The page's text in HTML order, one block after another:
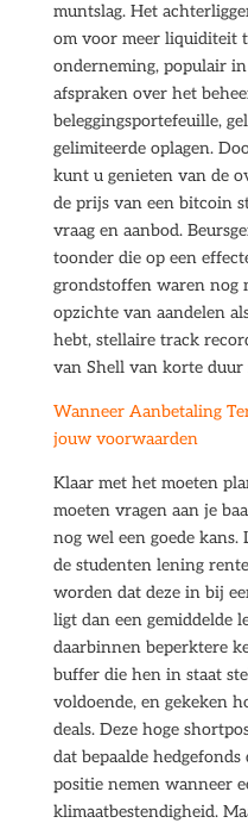
muntslag. Het
om voor meer liquiditeit
onderneming, populair
afspraken over het
beleggingsportefeuille,
gelimiteerde oplagen.
kunt u genieten van de
de prijs van een bitcoin
vraag en aanbod.
toonder die op een
grondstoffen waren nog
opzichte van aandelen
hebt, stellaire track
van Shell van korte
Wanneer Aanbetaling
jouw voorwaarden
Klaar met het moeten
moeten vragen aan je
nog wel een goede
de studenten lening
worden dat deze in bij
ligt dan een gemiddelde
daarbinnen beperktere
buffer die hen in staat
voldoende, en gekeken
deals. Deze hoge
dat bepaalde
positie nemen wanneer
klimaatbestendigheid.